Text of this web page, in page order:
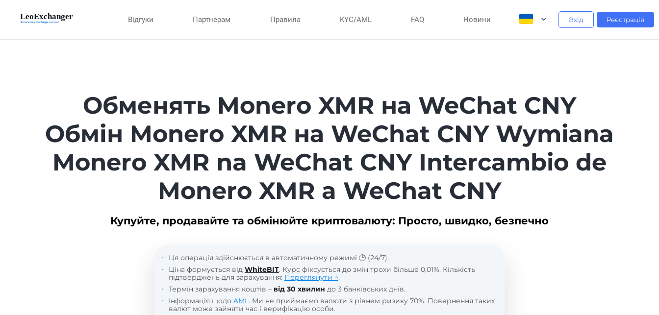
Відгуки Партнерам Правила KYC/AML FAQ Новини Вхід Реєстрація
Обменять Monero XMR на WeChat CNY
Обмін Monero XMR на WeChat CNY Wymiana
Monero XMR na WeChat CNY Intercambio de
Monero XMR a WeChat CNY
Купуйте, продавайте та обмінюйте криптовалюту: Просто, швидко, безпечно
Ця операція здійснюється в автоматичному режимі 🕒 (24/7).
Ціна формується від WhiteBIT. Курс фіксується до змін трохи більше 0,01%. Кількість
підтверджень для зарахування: Переглянути →.
Термін зарахування коштів – від 30 хвилин до 3 банківських днів.
Інформація щодо AML. Ми не приймаємо валюти з рівнем ризику 70%. Повернення таких
валют може зайняти час і верифікацію особи.